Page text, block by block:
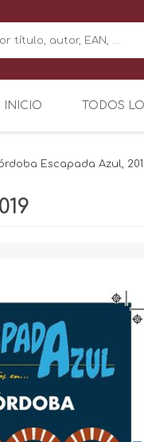
INICIO TODOS
Escapada Azul,